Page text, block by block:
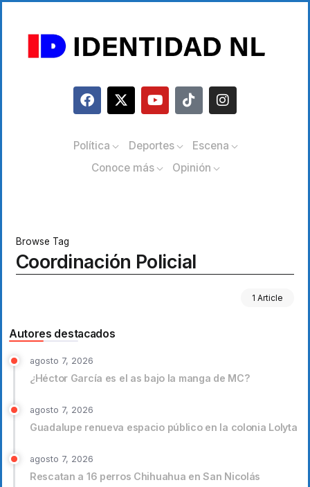
Política Deportes
Escena
Conoce más
Opinión
Browse Tag
Coordinación Policial
1 Article
Autores destacados
agosto 7, 2026
¿Héctor García es el as bajo la manga de MC?
agosto 7, 2026
Guadalupe renueva espacio público en la colonia Lolyta
agosto 7, 2026
Rescatan a 16 perros Chihuahua en San Nicolás